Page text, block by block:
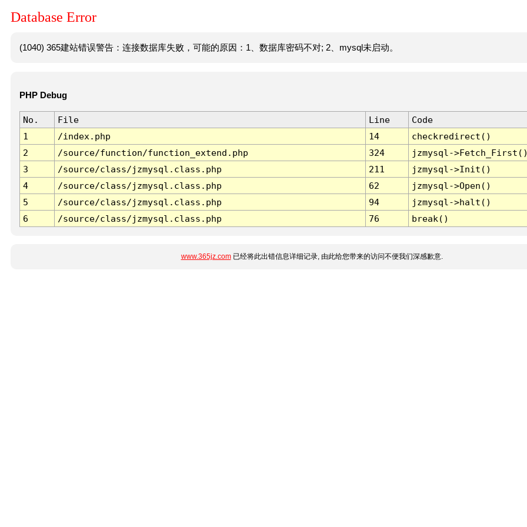
Database Error
(1040) 365建站错误警告：连接数据库失败，可能的原因：1、数据库密码不对; 2、mysql未启动。
PHP Debug
No. File Line
Code
1
/index.php 14
checkredirect()
2
/source/function/function_extend.php 324
jzmysql-
3
/source/class/jzmysql.class.php 211
jzmysql->Init()
4
/source/class/jzmysql.class.php 62
jzmysql->Open()
5
/source/class/jzmysql.class.php 94
jzmysql->halt()
6
/source/class/jzmysql.class.php 76 break()
www.365jz.com已经将此出错信息详细记录, 由此给您带来的访问不便我们深感歉意.